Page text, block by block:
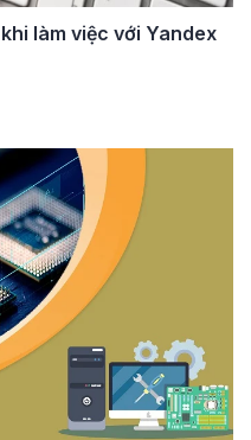
làm việc với Yandex